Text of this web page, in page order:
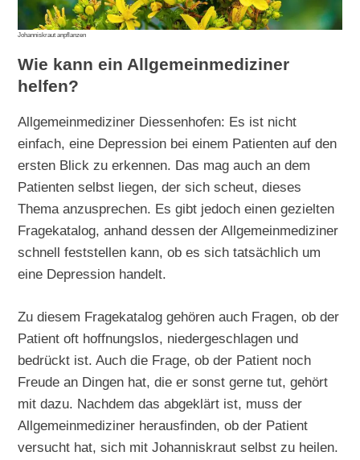
Johanniskraut anpflanzen
Wie kann ein Allgemeinmediziner
helfen?
Allgemeinmediziner Diessenhofen: Es ist nicht
einfach, eine Depression bei einem Patienten auf den
ersten Blick zu erkennen. Das mag auch an dem
Patienten selbst liegen, der sich scheut, dieses
Thema anzusprechen. Es gibt jedoch einen gezielten
Fragekatalog, anhand dessen der Allgemeinmediziner
schnell feststellen kann, ob es sich tatsächlich um
eine Depression handelt.
Zu diesem Fragekatalog gehören auch Fragen, ob der
Patient oft hoffnungslos, niedergeschlagen und
bedrückt ist. Auch die Frage, ob der Patient noch
Freude an Dingen hat, die er sonst gerne tut, gehört
mit dazu. Nachdem das abgeklärt ist, muss der
Allgemeinmediziner herausfinden, ob der Patient
versucht hat, sich mit Johanniskraut selbst zu heilen.